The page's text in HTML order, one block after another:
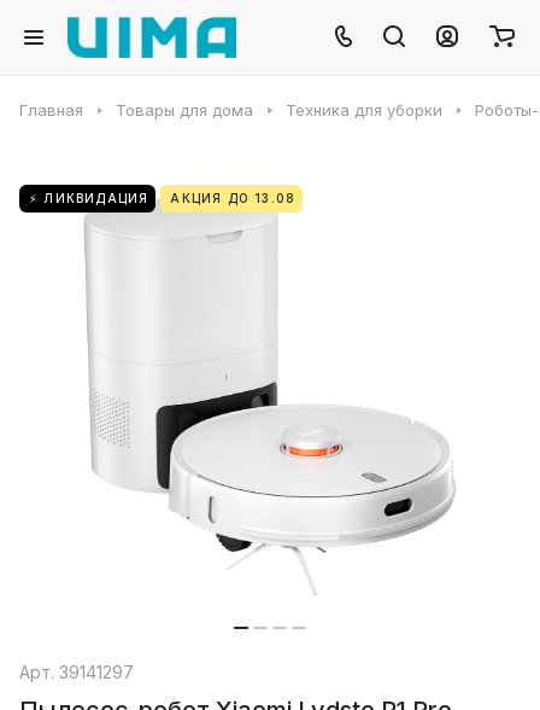
Главная Товары для дома Техника для уборки
⚡ ЛИКВИДАЦИЯ АКЦИЯ ДО 13.08
Арт. 39141297